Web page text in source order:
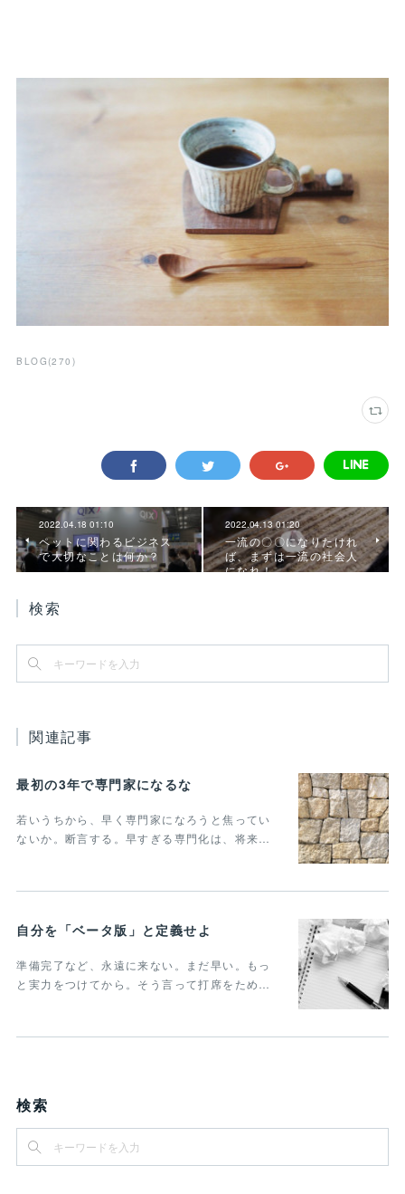
BLOG (270 )
2022.04.18 01:10
ペットに関わるビジネス
で大切なことは何か？
2022.04.13 01:20
一流の〇〇になりたけれ
ば、まずは一流の社会人
になれ！
検索
関連記事
最初の3年で専門家になるな
若いうちから、早く専門家になろうと焦ってい
ないか。断言する。早すぎる専門化は、将来…
自分を「ベータ版」と定義せよ
準備完了など、永遠に来ない。まだ早い。もっ
と実力をつけてから。そう言って打席をため…
検索